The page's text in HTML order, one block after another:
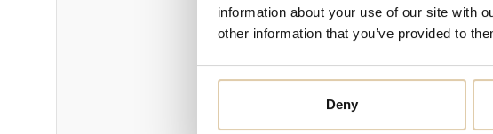
information about your use of our site with
other information that you’ve provided to
Deny
Siina Jasmin
Teknologiat